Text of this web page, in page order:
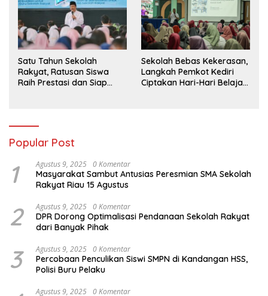
Satu Tahun Sekolah
Rakyat, Ratusan Siswa
Raih Prestasi dan Siap
Sekolah Bebas Kekerasan,
Langkah Pemkot Kediri
Ciptakan Hari-Hari Belajar
Popular Post
1 Agustus 9, 2025 0 Komentar
Masyarakat Sambut Antusias Peresmian SMA Sekolah
Rakyat Riau 15 Agustus
2 Agustus 9, 2025 0 Komentar
DPR Dorong Optimalisasi Pendanaan Sekolah Rakyat
dari Banyak Pihak
3 Agustus 9, 2025 0 Komentar
Percobaan Penculikan Siswi SMPN di Kandangan HSS,
Polisi Buru Pelaku
Agustus 9, 2025 0 Komentar